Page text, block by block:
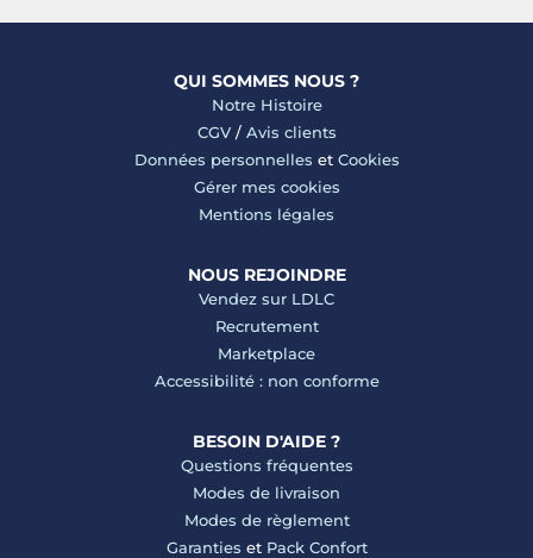
QUI SOMMES NOUS ?
Notre Histoire
CGV/ Avis clients
Données personnelles et Cookies
Gérer mes cookies
Mentions légales
NOUS REJOINDRE
Vendez sur LDLC
Recrutement
Marketplace
Accessibilité : non conforme
BESOIN D'AIDE ?
Questions fréquentes
Modes de livraison
Modes de règlement
Garanties et Pack Confort